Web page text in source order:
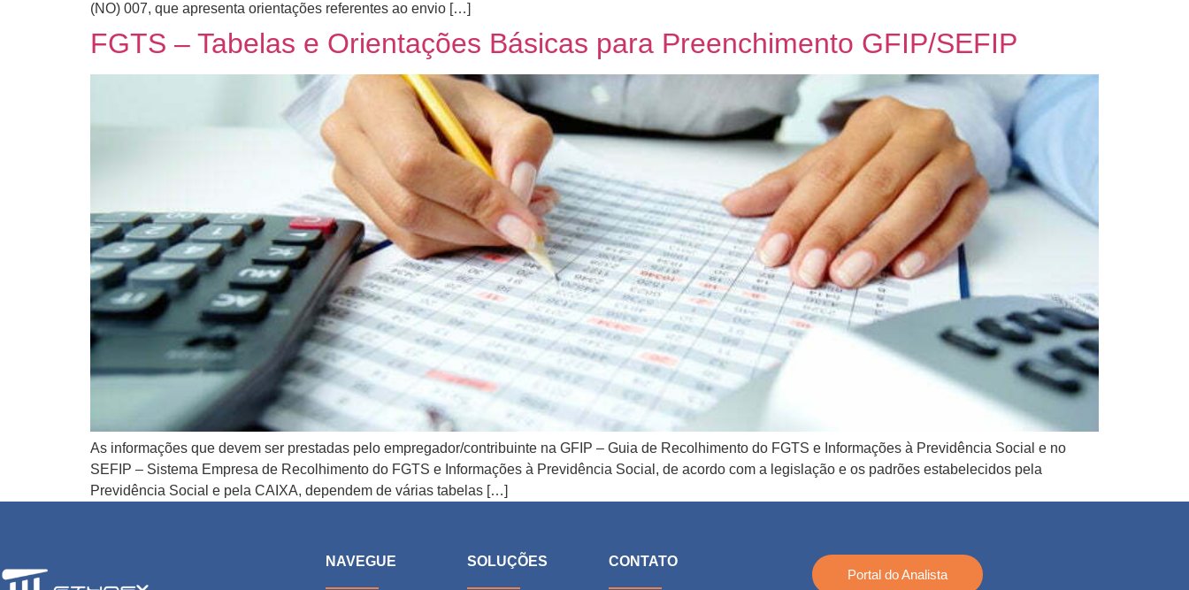
(NO) 007, que apresenta orientações referentes ao envio […]
FGTS – Tabelas e Orientações Básicas para Preenchimento GFIP/SEFIP
As informações que devem ser prestadas pelo empregador/contribuinte na GFIP – Guia de Recolhimento do FGTS e Informações à Previdência Social e no
SEFIP – Sistema Empresa de Recolhimento do FGTS e Informações à Previdência Social, de acordo com a legislação e os padrões estabelecidos pela
Previdência Social e pela CAIXA, dependem de várias tabelas […]
NAVEGUE SOLUÇÕES
CONTATO
Portal do Analista